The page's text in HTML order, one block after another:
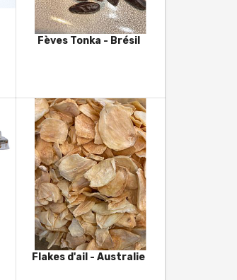
Fèves Tonka - Brésil
Flakes d'ail - Australie